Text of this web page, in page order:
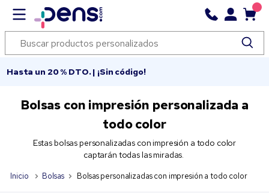
Hasta un 20 % DTO. | ¡Sin código!
Bolsas con impresión personalizada a
todo color
Estas bolsas personalizadas con impresión a todo color
captarán todas las miradas.
Inicio Bolsas Bolsas personalizadas con impresión a todo color